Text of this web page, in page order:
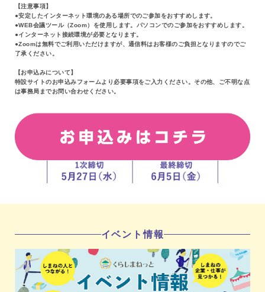
【注意事項】
●安定したインターネット環境のある場所でのご参加をおすすめします。
●WEB会議ツール（Zoom）を使用します。パソコンでのご参加をおすすめします。
●インターネット接続環境が必要となります。
●Zoomは無料でご利用いただけますが、通信料はお客様のご負担となりますのでご
了承ください。
【お申込みについて】
特設サイトのお申込みフォームより必要事項をご入力ください。その他、ご不明な点
は事務局までお問い合わせください。
イベント情報